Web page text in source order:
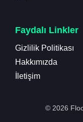
Faydalı Linkler
Gizlilik Politikası
Hakkımızda
İletişim
© 2026